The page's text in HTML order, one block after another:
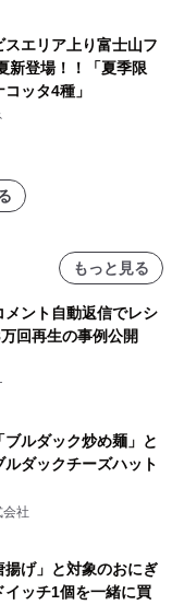
エリア上り富士山フ
登場！！「夏季限
ッタ4種」
もっと見る
メント自動返信でレシ
回再生の事例公開
ルダック炒め麺」と
ルダックチーズハット
会社
揚げ」と対象のおにぎ
イッチ1個を一緒に買